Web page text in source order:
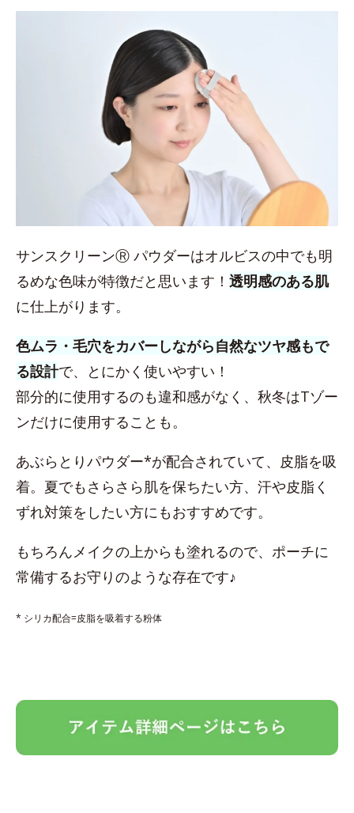
サンスクリーンⓇ パウダーはオルビスの中でも明
るめな色味が特徴だと思います！ 透明感のある肌
に仕上がります。
色ムラ・毛穴をカバーしながら自然なツヤ感もで
る設計で、とにかく使いやすい！
部分的に使用するのも違和感がなく、秋冬はTゾー
ンだけに使用することも。
あぶらとりパウダー*が配合されていて、皮脂を吸
着。夏でもさらさら肌を保ちたい方、汗や皮脂く
ずれ対策をしたい方にもおすすめです。
もちろんメイクの上からも塗れるので、ポーチに
常備するお守りのような存在です♪
* シリカ配合=皮脂を吸着する粉体